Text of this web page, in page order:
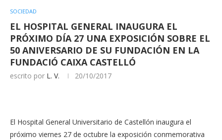
SOCIEDAD
EL HOSPITAL GENERAL INAUGURA EL
PRÓXIMO DÍA 27 UNA EXPOSICIÓN SOBRE EL
50 ANIVERSARIO DE SU FUNDACIÓN EN LA
FUNDACIÓ CAIXA CASTELLÓ
escrito por L. V. 20/10/2017
El Hospital General Universitario de Castellón inaugura el
próximo viernes 27 de octubre la exposición conmemorativa